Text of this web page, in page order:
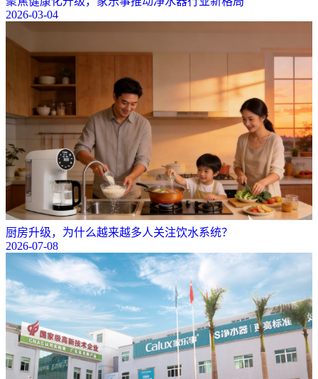
2026-03-04
厨房升级，为什么越来越多人关注饮水系统？
2026-07-08